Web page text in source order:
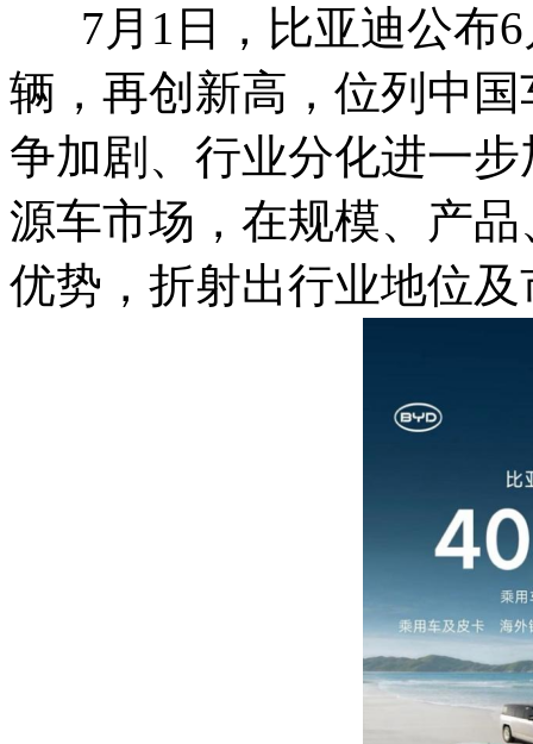
7月1日，比亚迪公布6
辆，再创新高，位列中
争加剧、行业分化进一
源车市场，在规模、产
优势，折射出行业地位